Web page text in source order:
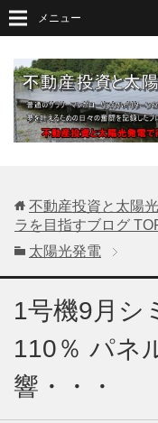
メニュー
不動産投資と太陽
ラを目指すブログ
太陽光発電
1号機9月シ
110％ パネ
響・・・